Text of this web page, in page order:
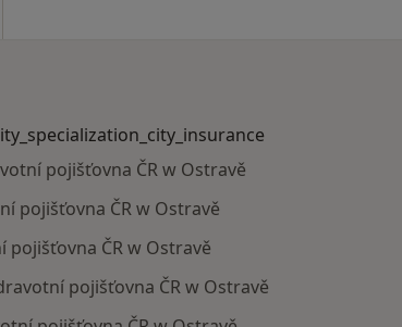
pojišťovna ČR w Ostravě
pojišťovna ČR w Ostravě
ČR w Ostravě
pojišťovna ČR w Ostravě